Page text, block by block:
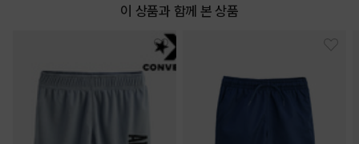
이 상품과 함께 본 상품